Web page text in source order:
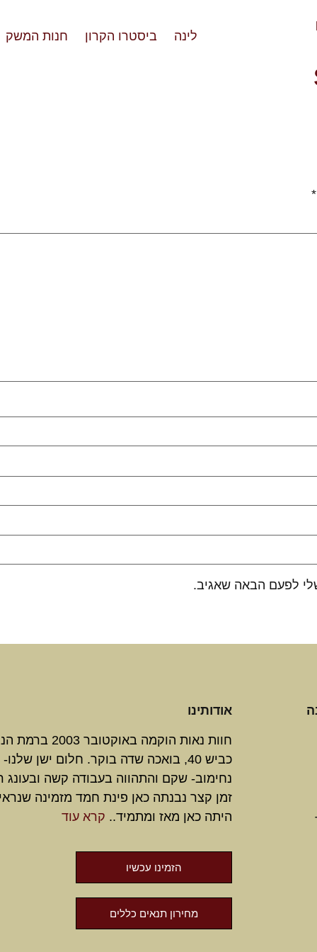
לינה ביסטרו הקרון חנות המשק
*
לפעם הבאה שאגיב.
אודותינו
חוות נאות הוקמה
כביש 40, בואכה שדה בוקר. חלום ישן
נחימוב- שקם והתהווה בעבודה קשה ובעונג
זמן קצר נבנתה כאן פינת חמד מזמינה
היתה כאן מאז ומתמיד.. קרא עוד
הזמינו עכשיו
מחירון תנאים כללים